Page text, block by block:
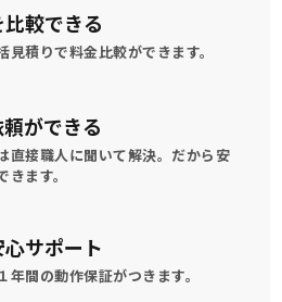
比較できる
見積りで料金比較ができます。
ができる
直接職人に聞いて解決。 だから安
ます。
心サポート
１年間の動作保証がつきます。